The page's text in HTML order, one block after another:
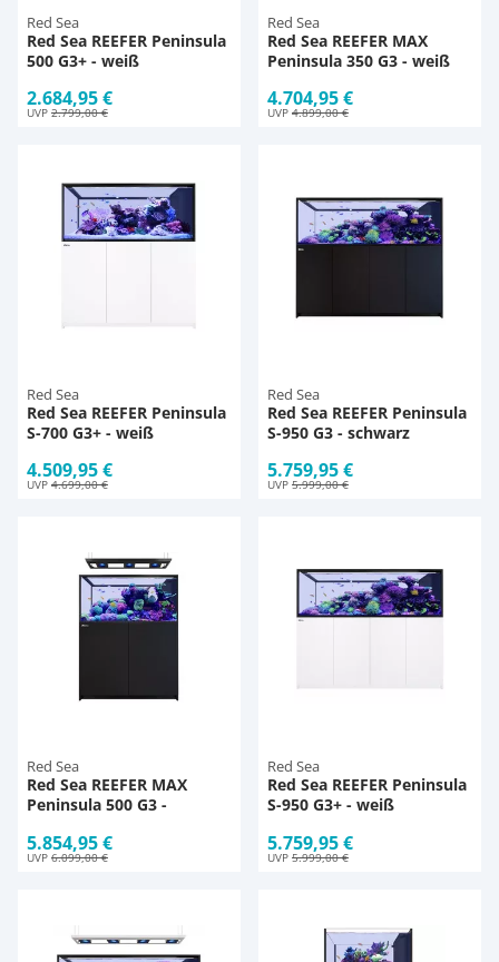
Red Sea
Red Sea REEFER Peninsula
500 G3+ - weiß
2.684,95 €
UVP 2.799,00 €
Red Sea
Red Sea REEFER MAX
Peninsula 350 G3 - weiß
4.704,95 €
UVP 4.899,00 €
Red Sea
Red Sea REEFER Peninsula
S-700 G3+ - weiß
4.509,95 €
UVP 4.699,00 €
Red Sea
Red Sea REEFER Peninsula
S-950 G3 - schwarz
5.759,95 €
UVP 5.999,00 €
Red Sea
Red Sea REEFER MAX
Peninsula 500 G3 -
5.854,95 €
UVP 6.099,00 €
Red Sea
Red Sea REEFER Peninsula
S-950 G3+ - weiß
5.759,95 €
UVP 5.999,00 €